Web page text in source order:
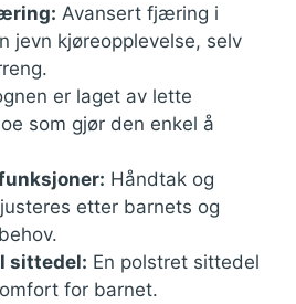
Avansert fjæring i
jevn kjøreopplevelse, selv
er laget av lette
som gjør den enkel å
Håndtak og
etter barnets og
sittedel: En polstret sittedel
for barnet.